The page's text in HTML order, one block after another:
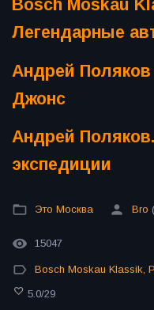
Bosch Moskau
Легендарные
Андрей
Джонс
Андрей
экспедиции
Это Москва Bro
15047
Bosch Moskau Klassik,
5.0/29